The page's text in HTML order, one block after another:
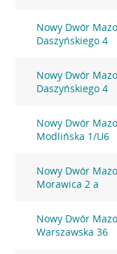
Nowy Dwór
Daszyńskiego 4
Nowy Dwór
Daszyńskiego 4
Nowy Dwór
Modlińska 1/U6
Nowy Dwór
Morawica 2 a
Nowy Dwór
Warszawska 36